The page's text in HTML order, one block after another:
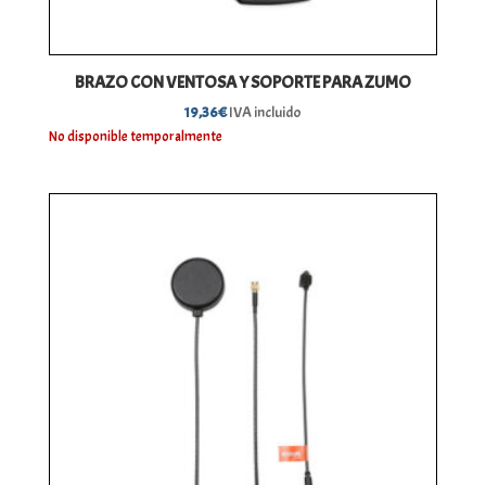
BRAZO CON VENTOSA Y SOPORTE PARA ZUMO
19,36€IVA incluido
No disponible temporalmente